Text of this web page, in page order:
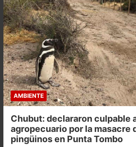
AMBIENTE
Chubut: declararon culpable
agropecuario por la masacre
pingüinos en Punta Tombo